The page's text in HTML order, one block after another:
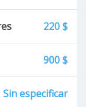
220 $
900 $
Sin especificar